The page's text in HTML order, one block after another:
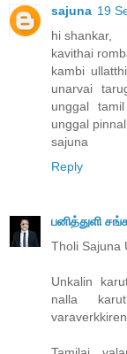
sajuna 19
hi shankar,
kavithai
kambi
unarvai
unggal
unggal pinnal
sajuna
Reply
பனித்துளி
Tholi Sajuna
Unkalin
nalla
varaverkkiren .